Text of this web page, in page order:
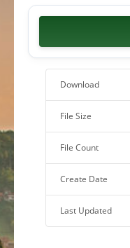
Download
File Size
File Count
Create Date
Last Updated